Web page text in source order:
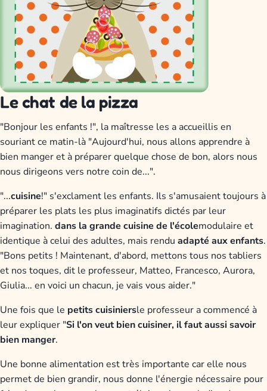
Le chat de la pizza
"Bonjour les enfants !", la maîtresse les a accueillis en
souriant ce matin-là "Aujourd'hui, nous allons apprendre à
bien manger et à préparer quelque chose de bon, alors nous
nous dirigeons vers notre coin de...".
"...cuisine!" s'exclament les enfants. Ils s'amusaient toujours à
préparer les plats les plus imaginatifs dictés par leur
imagination. dans la grande cuisine de l'écolemodulaire et
identique à celui des adultes, mais rendu adapté aux enfants.
"Bons petits ! Maintenant, d'abord, mettons tous nos tabliers
et nos toques, dit le professeur, Matteo, Francesco, Aurora,
Giulia... en voici un chacun, je vais vous aider."
Une fois que le petits cuisiniersle professeur a commencé à
leur expliquer "Si l'on veut bien cuisiner, il faut aussi savoir
bien manger.
Une bonne alimentation est très importante car elle nous
permet de bien grandir, nous donne l'énergie nécessaire pour